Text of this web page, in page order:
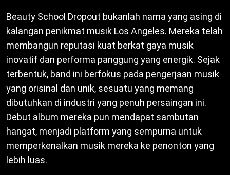
Beauty School Dropout bukanlah nama yang asing di
kalangan penikmat musik Los Angeles. Mereka telah
membangun reputasi kuat berkat gaya musik
inovatif dan performa panggung yang energik. Sejak
terbentuk, band ini berfokus pada pengerjaan musik
yang orisinal dan unik, sesuatu yang memang
dibutuhkan di industri yang penuh persaingan ini.
Debut album mereka pun mendapat sambutan
hangat, menjadi platform yang sempurna untuk
memperkenalkan musik mereka ke penonton yang
lebih luas.